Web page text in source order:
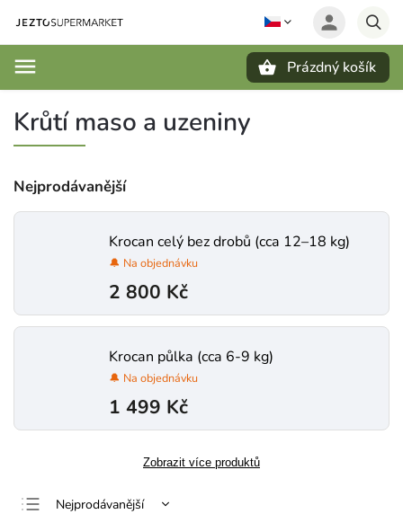
Prázdný košík
Krůtí maso a uzeniny
Nejprodávanější
Krocan celý bez drobů (cca 12–18 kg)
🔔 Na objednávku
2 800 Kč
Krocan půlka (cca 6-9 kg)
🔔 Na objednávku
1 499 Kč
Zobrazit více produktů
Nejprodávanější